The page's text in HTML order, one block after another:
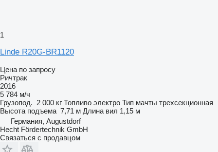
1
Linde R20G-BR1120
Цена по запросу
Ричтрак
2016
5 784 м/ч
Грузопод. 2 000 кг Топливо электро Тип мачты трехсекционная
Высота подъема 7,71 м Длина вил 1,15 м
Германия, Augustdorf
Hecht Fördertechnik GmbH
Связаться с продавцом